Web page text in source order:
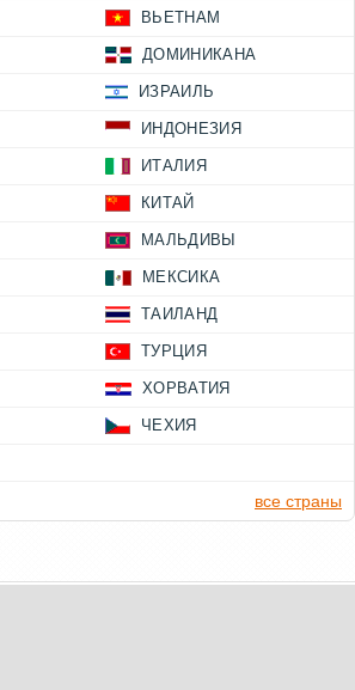
ВЬЕТНАМ
ДОМИНИКАНА
ИЗРАИЛЬ
ИНДОНЕЗИЯ
ИТАЛИЯ
КИТАЙ
МАЛЬДИВЫ
МЕКСИКА
ТАИЛАНД
ТУРЦИЯ
ХОРВАТИЯ
ЧЕХИЯ
все страны